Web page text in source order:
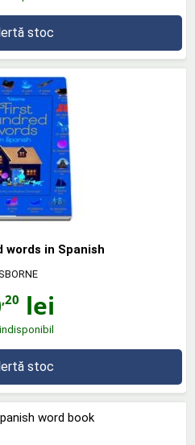
stoc
words in Spanish
,20 lei
stoc